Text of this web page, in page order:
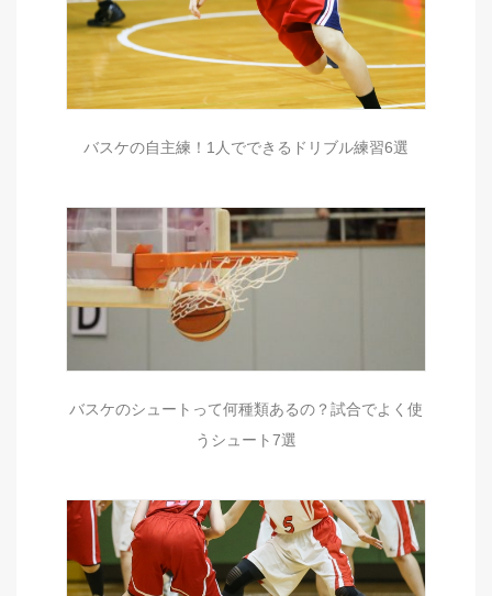
バスケの自主練！1人でできるドリブル練習6選
バスケのシュートって何種類あるの？試合でよく使
うシュート7選